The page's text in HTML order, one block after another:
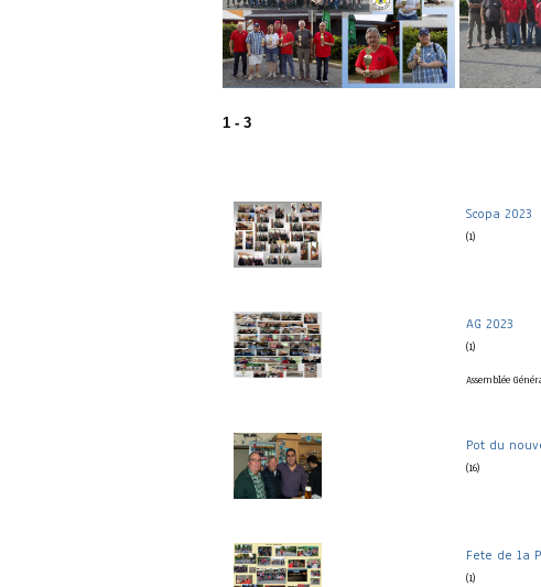
1 - 3
Scopa 2023
(1)
AG 2023
(1)
Assemblée
Pot du
(16)
Fete de la
(1)